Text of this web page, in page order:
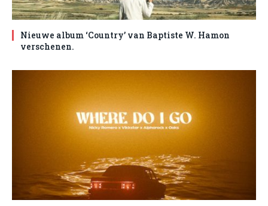
Nieuwe album ‘Country’ van Baptiste W. Hamon
verschenen.